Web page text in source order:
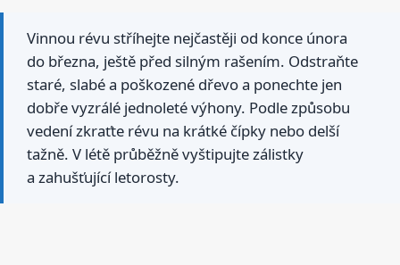
Vinnou révu stříhejte nejčastěji od konce února
do března, ještě před silným rašením. Odstraňte
staré, slabé a poškozené dřevo a ponechte jen
dobře vyzrálé jednoleté výhony. Podle způsobu
vedení zkraťte révu na krátké čípky nebo delší
tažně. V létě průběžně vyštipujte zálistky
a zahušťující letorosty.